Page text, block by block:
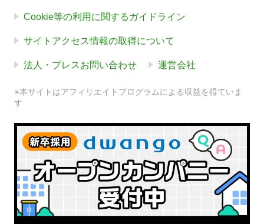
Cookie等の利用に関するガイドライン
サイトアクセス情報の取得について
法人・プレスお問い合わせ 運営会社
※本サイトはアフィリエイトプログラムによる収益を得ていま
す